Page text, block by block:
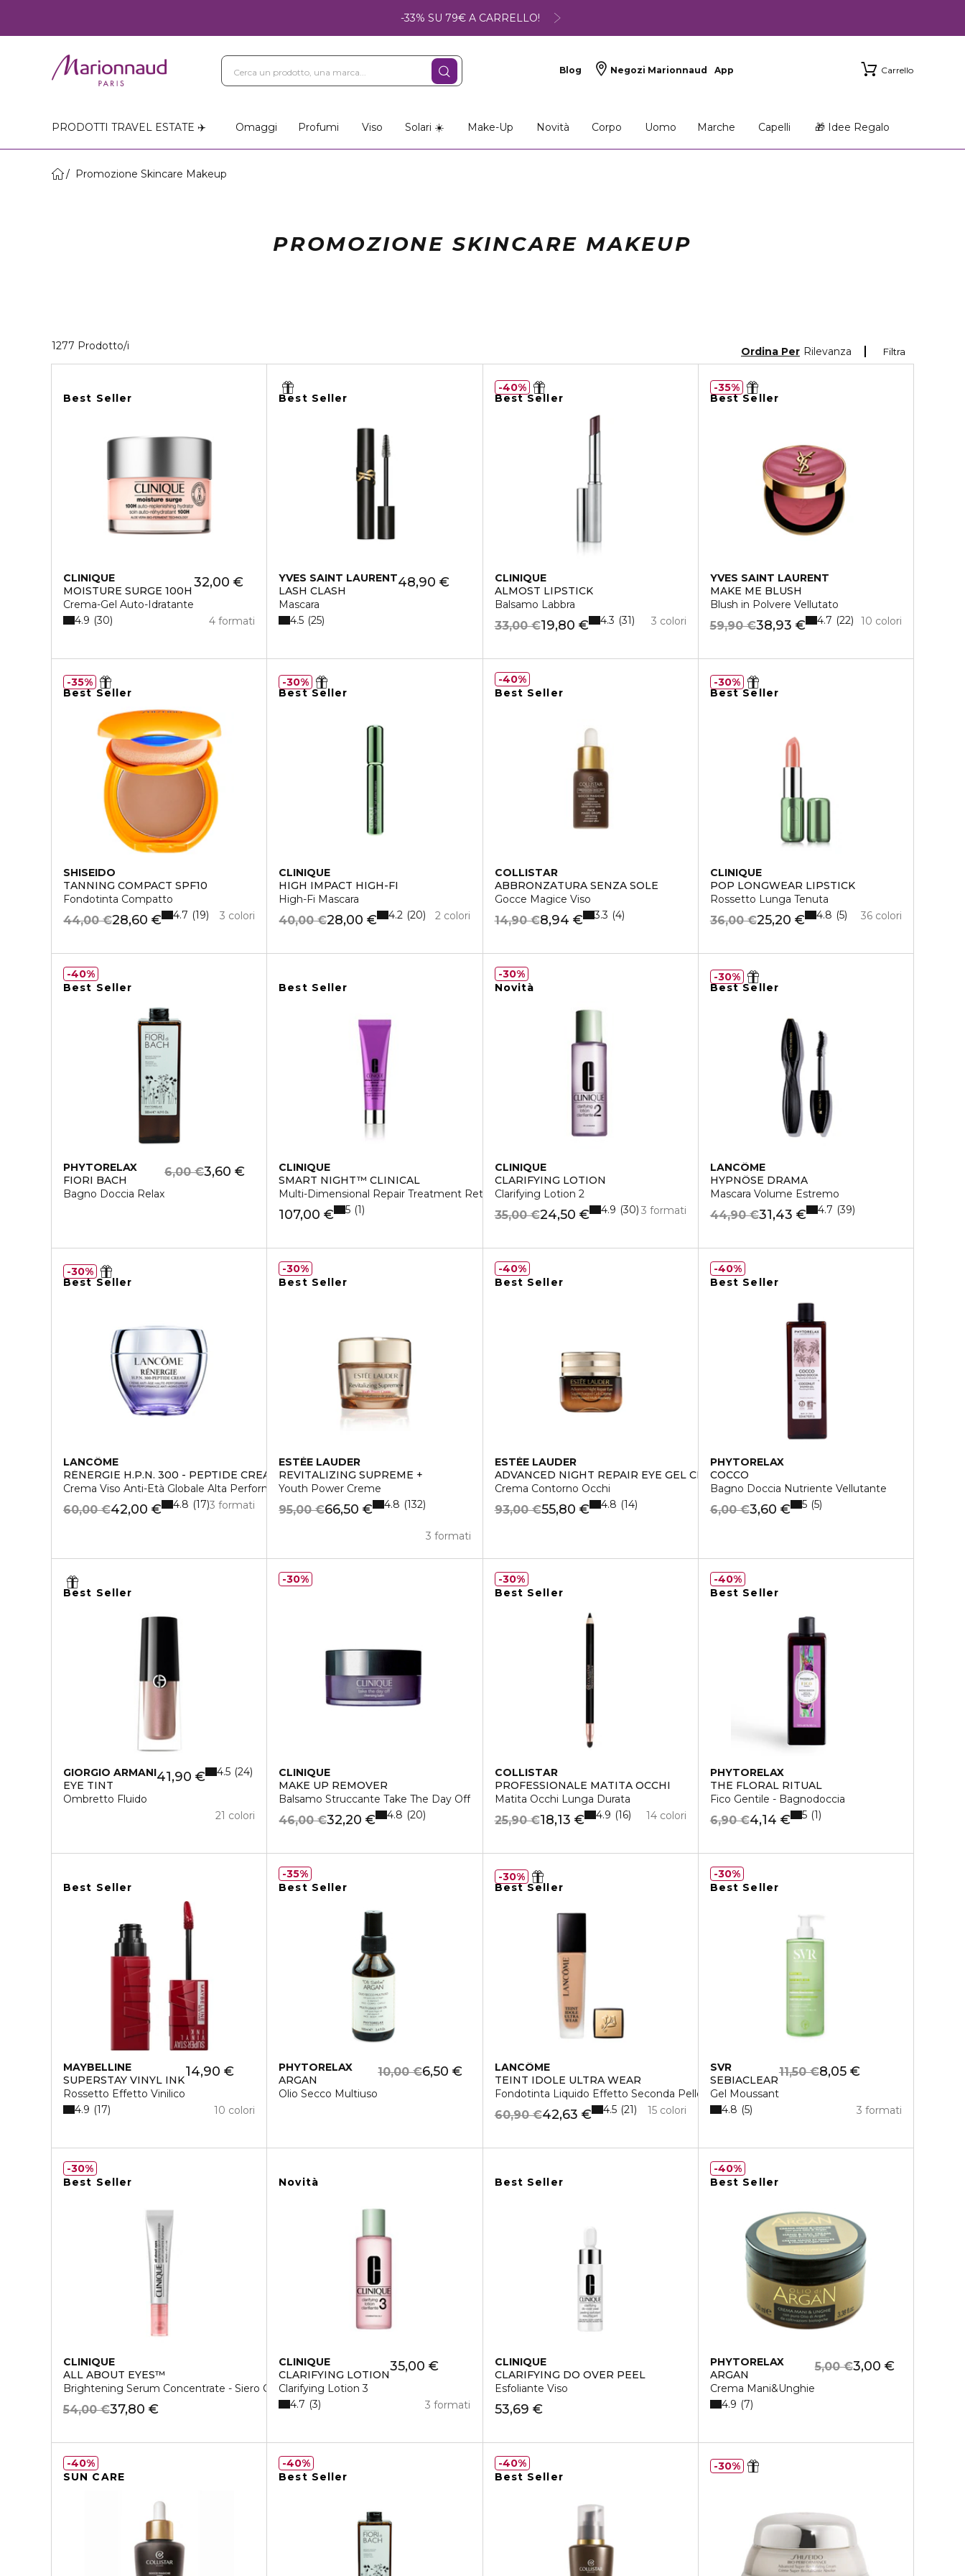
-33% SU 79€ A CARRELLO!
Blog Negozi Marionnaud App Carrello
PRODOTTI TRAVEL ESTATE ✈️ Omaggi Profumi Viso Solari ☀️ Make-Up Novità Corpo Uomo Marche Capelli 🎁 Idee Regalo
Promozione Skincare Makeup
PROMOZIONE SKINCARE MAKEUP
1277 Prodotto/i Filtra
Ordina Per Rilevanza
Best Seller
CLINIQUE
MOISTURE SURGE 100H
Crema-Gel Auto-Idratante
32,00 €
4 formati
4.9 30
Best Seller
YVES SAINT LAURENT
LASH CLASH
Mascara
48,90 €
4.5 25
Best Seller
CLINIQUE
ALMOST LIPSTICK
Balsamo Labbra
19,80 €
33,00 € 3 colori
4.3 31
40%
Best Seller
YVES SAINT LAURENT
MAKE ME BLUSH
Blush in Polvere Vellutato
38,93 €
59,90 € 10 colori
4.7 22
35%
Best Seller
SHISEIDO
TANNING COMPACT SPF10
Fondotinta Compatto
28,60 €
44,00 € 3 colori
4.7 19
35%
Best Seller
CLINIQUE
HIGH IMPACT HIGH-FI
High-Fi Mascara
28,00 €
40,00 € 2 colori
4.2 20
30%
Best Seller
COLLISTAR
ABBRONZATURA SENZA SOLE
Gocce Magice Viso
8,94 €
14,90 € 3.3 4
40%
Best Seller
CLINIQUE
POP LONGWEAR LIPSTICK
Rossetto Lunga Tenuta
25,20 €
36,00 € 36 colori
4.8 5
30%
Best Seller
PHYTORELAX
FIORI BACH
Bagno Doccia Relax
3,60 €
6,00 €
40%
Best Seller
CLINIQUE
SMART NIGHT™ CLINICAL
Multi-Dimensional Repair Treatment Retinol
107,00 € 5 1
Novità
CLINIQUE
CLARIFYING LOTION
Clarifying Lotion 2
24,50 €
35,00 € 3 formati
4.9 30
30%
Best Seller
LANCÔME
HYPNÔSE DRAMA
Mascara Volume Estremo
31,43 €
44,90 € 4.7 39
30%
Best Seller
LANCÔME
RÉNERGIE H.P.N. 300 - PEPTIDE CREAM
Crema Viso Anti-Età Globale Alta Performance
42,00 €
60,00 € 3 formati
4.8 17
30%
Best Seller
ESTÉE LAUDER
REVITALIZING SUPREME +
Youth Power Creme
66,50 €
95,00 €
3 formati
4.8 132
30%
Best Seller
ESTÉE LAUDER
ADVANCED NIGHT REPAIR EYE GEL CREAM
Crema Contorno Occhi
55,80 €
93,00 € 4.8 14
40%
Best Seller
PHYTORELAX
COCCO
Bagno Doccia Nutriente Vellutante
3,60 €
6,00 € 5 5
40%
Best Seller
GIORGIO ARMANI
EYE TINT
Ombretto Fluido
41,90 €
21 colori
4.5 24
CLINIQUE
MAKE UP REMOVER
Balsamo Struccante Take The Day Off
32,20 €
46,00 € 4.8 20
30%
Best Seller
COLLISTAR
PROFESSIONALE MATITA OCCHI
Matita Occhi Lunga Durata
18,13 €
25,90 € 14 colori
4.9 16
30%
Best Seller
PHYTORELAX
THE FLORAL RITUAL
Fico Gentile - Bagnodoccia
4,14 €
6,90 € 5 1
40%
Best Seller
MAYBELLINE
SUPERSTAY VINYL INK
Rossetto Effetto Vinilico
14,90 €
10 colori
4.9 17
Best Seller
PHYTORELAX
ARGAN
Olio Secco Multiuso
6,50 €
10,00 €
35%
Best Seller
LANCÔME
TEINT IDOLE ULTRA WEAR
Fondotinta Liquido Effetto Seconda Pelle
42,63 €
60,90 € 15 colori
4.5 21
30%
Best Seller
SVR
SEBIACLEAR
Gel Moussant
8,05 €
11,50 €
3 formati
4.8 5
30%
Best Seller
CLINIQUE
ALL ABOUT EYES™
Brightening Serum Concentrate - Siero Contorno Occhi
37,80 €
54,00 €
30%
Novità
CLINIQUE
CLARIFYING LOTION
Clarifying Lotion 3
35,00 €
3 formati
4.7 3
Best Seller
CLINIQUE
CLARIFYING DO OVER PEEL
Esfoliante Viso
53,69 €
Best Seller
PHYTORELAX
ARGAN
Crema Mani&Unghie
3,00 €
5,00 €
4.9 7
40%
SUN CARE
40%
Best Seller
40%
Best Seller
40% 30%